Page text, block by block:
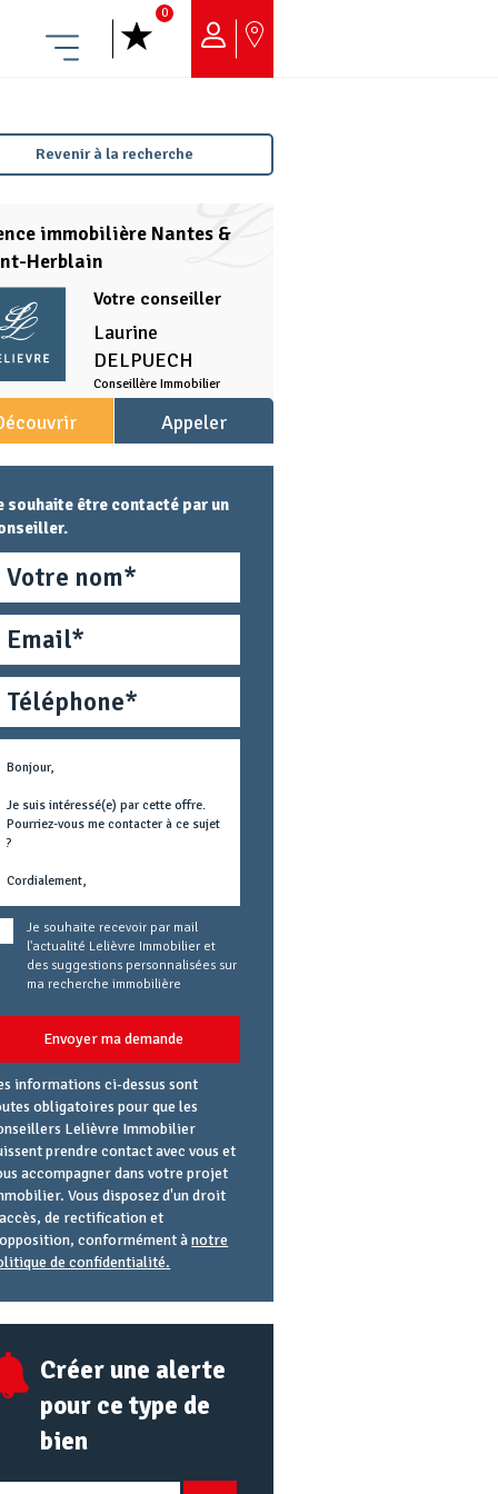
0
Revenir à la recherche
immobilière Nantes &
Herblain
Votre conseiller
Laurine
DELPUECH
Conseillère Immobilier
l'agence
Appeler
l'agence
souhaite être contacté par un
Je souhaite recevoir par mail
l'actualité Lelièvre Immobilier et
des suggestions personnalisées sur
ma recherche immobilière
Envoyer ma demande
informations ci-dessus sont
obligatoires pour que les
Lelièvre Immobilier
prendre contact avec vous et
accompagner dans votre projet
Vous disposez d'un droit
de rectification et
conformément ànotre
de confidentialité.
Créer une alerte
pour ce type de
bien